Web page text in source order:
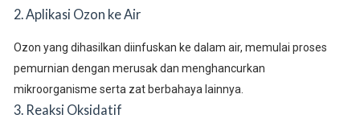
2. Aplikasi Ozon ke Air
Ozon yang dihasilkan diinfuskan ke dalam air, memulai proses
pemurnian dengan merusak dan menghancurkan
mikroorganisme serta zat berbahaya lainnya.
3. Reaksi Oksidatif